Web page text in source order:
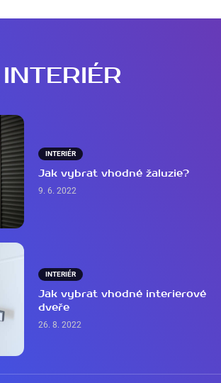
INTERIÉR
INTERIÉR
Jak vybrat vhodné žaluzie?
9. 6. 2022
INTERIÉR
Jak vybrat vhodné interierové
dveře
26. 8. 2022